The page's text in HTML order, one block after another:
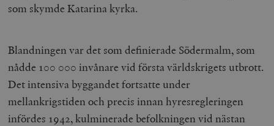
som skymde Katarina kyrka.
Blandningen var det som definierade Södermalm, som
nådde 100 000 invånare vid första världskrigets utbrott.
Det intensiva byggandet fortsatte under
mellankrigstiden och precis innan hyresregleringen
infördes 1942, kulminerade befolkningen vid nästan